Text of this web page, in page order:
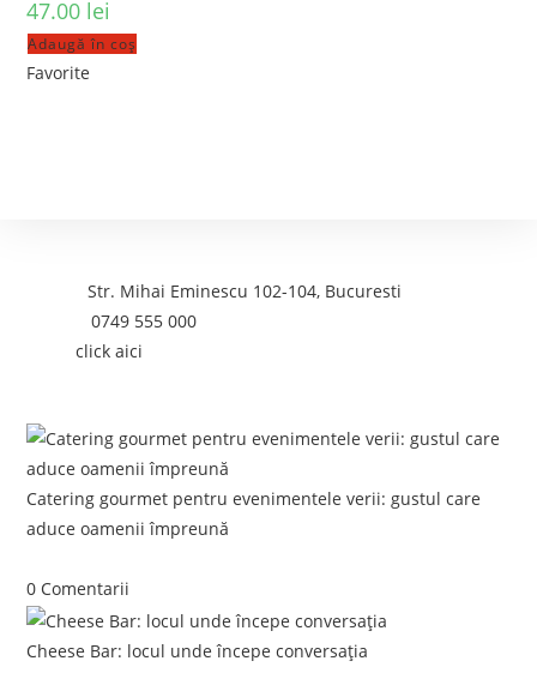
47.00 lei
Adaugă în coș
Favorite
Adresa:Str. Mihai Eminescu 102-104, Bucuresti
Telefon:0749 555 000
Email:click aici
Catering gourmet pentru evenimentele verii: gustul care
aduce oamenii împreună
0 Comentarii
Cheese Bar: locul unde începe conversația